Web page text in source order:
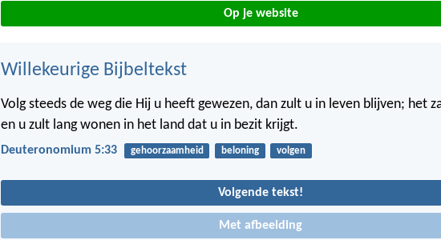
Op je website
Willekeurige Bijbeltekst
Volg steeds de weg die Hij u heeft gewezen, dan zult u in leven blijven; het
en u zult lang wonen in het land dat u in bezit krijgt.
Deuteronomium 5:33 gehoorzaamheid beloning volgen
Volgende tekst!
Met afbeelding